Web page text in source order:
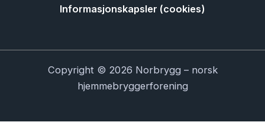
Informasjonskapsler (cookies)
Copyright © 2026 Norbrygg – norsk
hjemmebryggerforening